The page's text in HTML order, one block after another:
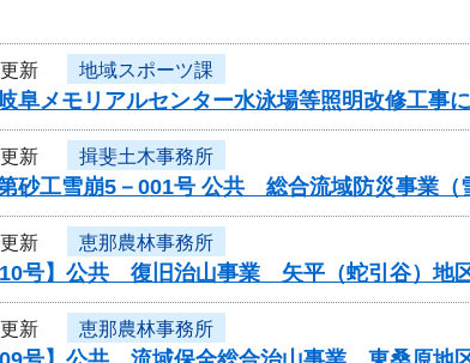
新 地域スポーツ課
阜メモリアルセンター水泳場等照明改修工事
新 揖斐土木事務所
第砂工雪崩5－001号 公共 総合流域防災事業
新 恵那農林事務所
号】公共 復旧治山事業 矢平（蛇引谷）地
新 恵那農林事務所